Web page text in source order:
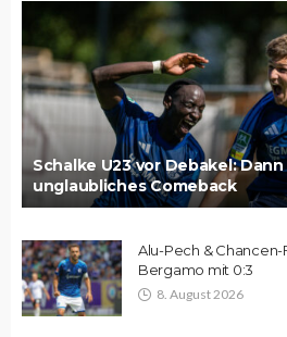
Schalke U23 vor Debakel:
unglaubliches Comeback
Alu-Pech &
Bergamo mit 0:3
8. August 2026